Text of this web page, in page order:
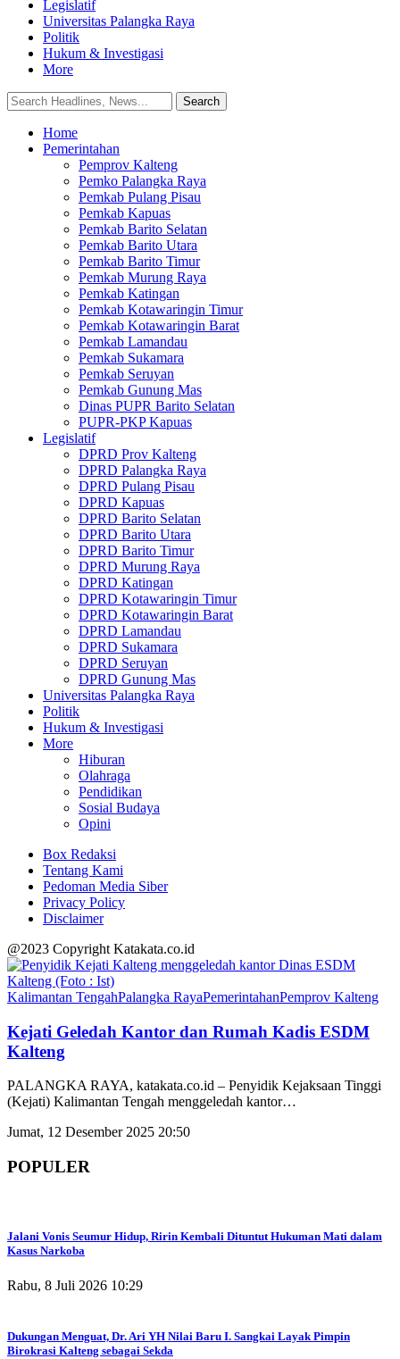
Legislatif
Universitas Palangka Raya
Politik
Hukum & Investigasi
More
Home
Pemerintahan
Pemprov Kalteng
Pemko Palangka Raya
Pemkab Pulang Pisau
Pemkab Kapuas
Pemkab Barito Selatan
Pemkab Barito Utara
Pemkab Barito Timur
Pemkab Murung Raya
Pemkab Katingan
Pemkab Kotawaringin Timur
Pemkab Kotawaringin Barat
Pemkab Lamandau
Pemkab Sukamara
Pemkab Seruyan
Pemkab Gunung Mas
Dinas PUPR Barito Selatan
PUPR-PKP Kapuas
Legislatif
DPRD Prov Kalteng
DPRD Palangka Raya
DPRD Pulang Pisau
DPRD Kapuas
DPRD Barito Selatan
DPRD Barito Utara
DPRD Barito Timur
DPRD Murung Raya
DPRD Katingan
DPRD Kotawaringin Timur
DPRD Kotawaringin Barat
DPRD Lamandau
DPRD Sukamara
DPRD Seruyan
DPRD Gunung Mas
Universitas Palangka Raya
Politik
Hukum & Investigasi
More
Hiburan
Olahraga
Pendidikan
Sosial Budaya
Opini
Box Redaksi
Tentang Kami
Pedoman Media Siber
Privacy Policy
Disclaimer
@2023 Copyright Katakata.co.id
Kalimantan TengahPalangka RayaPemerintahanPemprov Kalteng
Kejati Geledah Kantor dan Rumah Kadis ESDM
Kalteng
PALANGKA RAYA, katakata.co.id – Penyidik Kejaksaan Tinggi
(Kejati) Kalimantan Tengah menggeledah kantor…
Jumat, 12 Desember 2025 20:50
POPULER
Jalani Vonis Seumur Hidup, Ririn Kembali Dituntut Hukuman Mati dalam
Kasus Narkoba
Rabu, 8 Juli 2026 10:29
Dukungan Menguat, Dr. Ari YH Nilai Baru I. Sangkai Layak Pimpin
Birokrasi Kalteng sebagai Sekda